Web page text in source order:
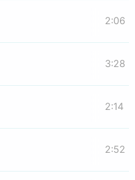
2:06
3:28
2:14
2:52